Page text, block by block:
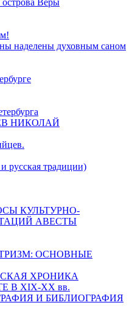
наделены духовным саном
НИКОЛАЙ
русская традиции)
КУЛЬТУРНО-
АВЕСТЫ
ОСНОВНЫЕ
ХРОНИКА
В XIX-XX вв.
И БИБЛИОГРАФИЯ